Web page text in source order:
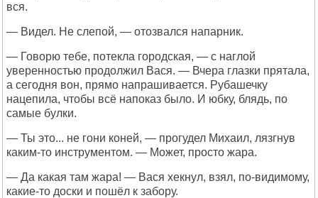
вся.
— Видел. Не слепой, — отозвался напарник.
— Говорю тебе, потекла городская, — с наглой
уверенностью продолжил Вася. — Вчера глазки прятала,
а сегодня вон, прямо напрашивается. Рубашечку
нацепила, чтобы всё напоказ было. И юбку, блядь, по
самые булки.
— Ты это... не гони коней, — прогудел Михаил, лязгнув
каким-то инструментом. — Может, просто жара.
— Да какая там жара! — Вася хекнул, взял, по-видимому,
какие-то доски и пошёл к забору.